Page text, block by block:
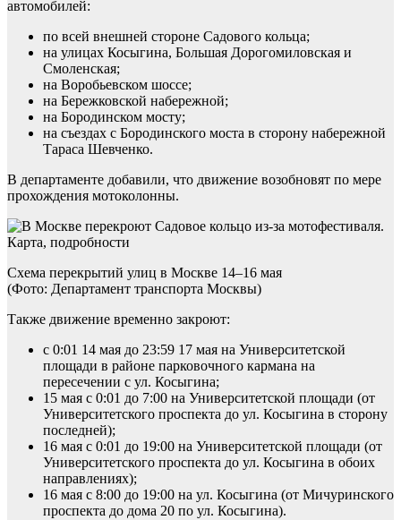
автомобилей:
по всей внешней стороне Садового кольца;
на улицах Косыгина, Большая Дорогомиловская и
Смоленская;
на Воробьевском шоссе;
на Бережковской набережной;
на Бородинском мосту;
на съездах с Бородинского моста в сторону набережной
Тараса Шевченко.
В департаменте добавили, что движение возобновят по мере
прохождения мотоколонны.
Схема перекрытий улиц в Москве 14–16 мая
(Фото: Департамент транспорта Москвы)
Также движение временно закроют:
с 0:01 14 мая до 23:59 17 мая на Университетской
площади в районе парковочного кармана на
пересечении с ул. Косыгина;
15 мая с 0:01 до 7:00 на Университетской площади (от
Университетского проспекта до ул. Косыгина в сторону
последней);
16 мая с 0:01 до 19:00 на Университетской площади (от
Университетского проспекта до ул. Косыгина в обоих
направлениях);
16 мая с 8:00 до 19:00 на ул. Косыгина (от Мичуринского
проспекта до дома 20 по ул. Косыгина).